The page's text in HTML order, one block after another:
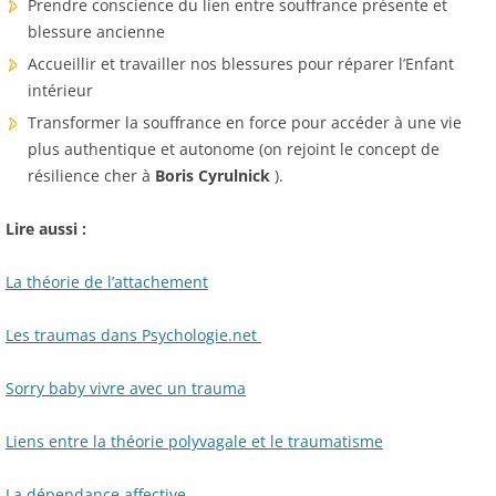
Prendre conscience du lien entre souffrance présente et
blessure ancienne
Accueillir et travailler nos blessures pour réparer l’Enfant
intérieur
Transformer la souffrance en force pour accéder à une vie
plus authentique et autonome (on rejoint le concept de
résilience cher à Boris Cyrulnick ).
Lire aussi :
La théorie de l’attachement
Les traumas dans Psychologie.net
Sorry baby vivre avec un trauma
Liens entre la théorie polyvagale et le traumatisme